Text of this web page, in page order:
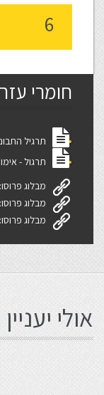
חומרי
תרגיל
תרגול -
מבלוג פרוסו: 9 תכונות אישיות שכדאי שיהיו לך כמנהיג/ה
מבלוג
מבלוג
אולי